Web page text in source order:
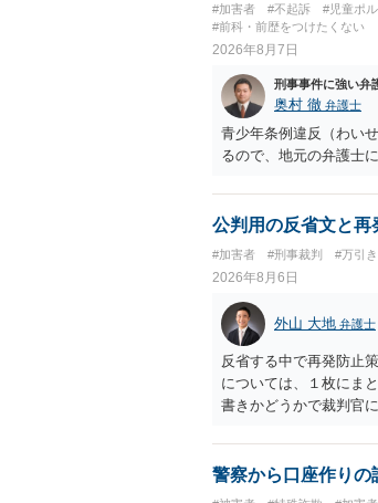
#加害者 #不起訴 #児童ポ
#前科・前歴をつけたくない
2026年8月7日
刑事事件に強い弁
奥村 徹 弁護士
青少年条例違反（わい
るので、地元の弁護士
公判用の反省文と再
#加害者 #刑事裁判 #万引
2026年8月6日
外山 大地 弁護士
反省する中で再発防止
については、１枚にま
書きかどうかで裁判官
警察から口座作りの